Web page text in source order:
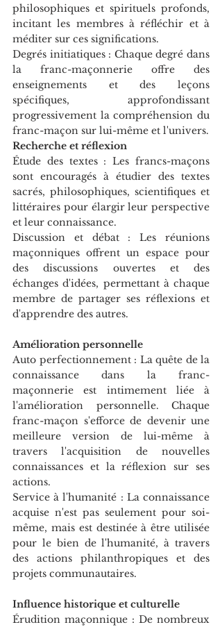
philosophiques et spirituels profonds,
incitant les membres à réfléchir et à
méditer sur ces significations.
Degrés initiatiques : Chaque degré dans
la franc-maçonnerie offre des
enseignements et des leçons
spécifiques, approfondissant
progressivement la compréhension du
franc-maçon sur lui-même et l'univers.
Recherche et réflexion
Étude des textes : Les francs-maçons
sont encouragés à étudier des textes
sacrés, philosophiques, scientifiques et
littéraires pour élargir leur perspective
et leur connaissance.
Discussion et débat : Les réunions
maçonniques offrent un espace pour
des discussions ouvertes et des
échanges d'idées, permettant à chaque
membre de partager ses réflexions et
d'apprendre des autres.
Amélioration personnelle
Auto perfectionnement : La quête de la
connaissance dans la franc-
maçonnerie est intimement liée à
l'amélioration personnelle. Chaque
franc-maçon s'efforce de devenir une
meilleure version de lui-même à
travers l'acquisition de nouvelles
connaissances et la réflexion sur ses
actions.
Service à l'humanité : La connaissance
acquise n'est pas seulement pour soi-
même, mais est destinée à être utilisée
pour le bien de l'humanité, à travers
des actions philanthropiques et des
projets communautaires.
Influence historique et culturelle
Érudition maçonnique : De nombreux